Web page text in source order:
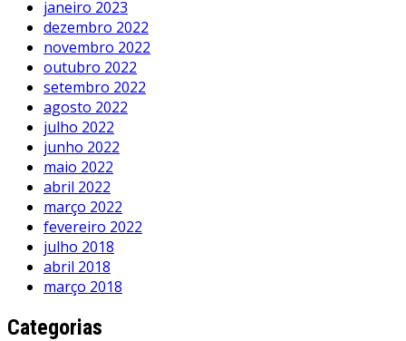
janeiro 2023
dezembro 2022
novembro 2022
outubro 2022
setembro 2022
agosto 2022
julho 2022
junho 2022
maio 2022
abril 2022
março 2022
fevereiro 2022
julho 2018
abril 2018
março 2018
Categorias